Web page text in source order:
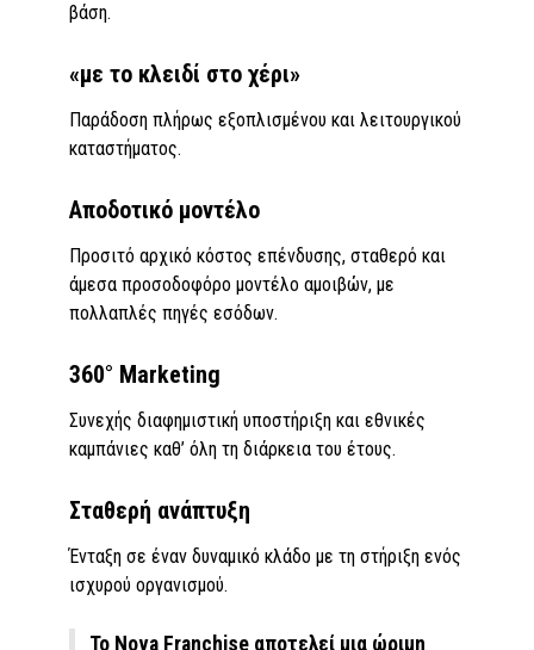
βάση.
«με το κλειδί στο χέρι»
Παράδοση πλήρως εξοπλισμένου και λειτουργικού
καταστήματος.
Αποδοτικό μοντέλο
Προσιτό αρχικό κόστος επένδυσης, σταθερό και
άμεσα προσοδοφόρο μοντέλο αμοιβών, με
πολλαπλές πηγές εσόδων.
360° Marketing
Συνεχής διαφημιστική υποστήριξη και εθνικές
καμπάνιες καθ’ όλη τη διάρκεια του έτους.
Σταθερή ανάπτυξη
Ένταξη σε έναν δυναμικό κλάδο με τη στήριξη ενός
ισχυρού οργανισμού.
Το Nova Franchise αποτελεί μια ώριμη